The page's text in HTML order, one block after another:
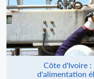
Côte d'Ivoire
d'alimentation